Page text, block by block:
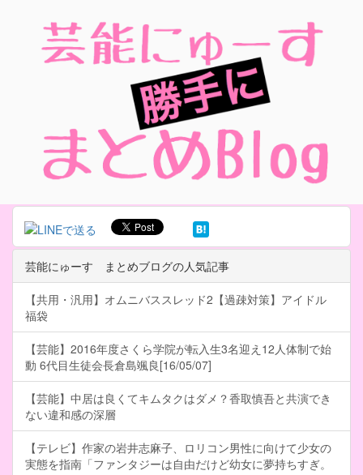
芸能にゅーす まとめブログの人気記事
【共用・汎用】オムニバススレッド2【過疎対策】アイドル
福袋
【芸能】2016年度さくら学院が転入生3名迎え12人体制で始
動 6代目生徒会長倉島颯良[16/05/07]
【芸能】中居は良くてキムタクはダメ？香取慎吾と共演でき
ない違和感の深層
【テレビ】作家の岩井志麻子、ロリコン男性に向けて少女の
実態を指南「ファンタジーは自由だけど幼女に夢持ちすぎ。